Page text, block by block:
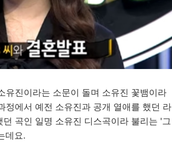
유진이라는 소문이 돌며 소유진 꽃뱀이라
정에서 예전 소유진과 공개 열애를 했던 라
곡인 일명 소유진 디스곡이라 불리는 '그
데요.